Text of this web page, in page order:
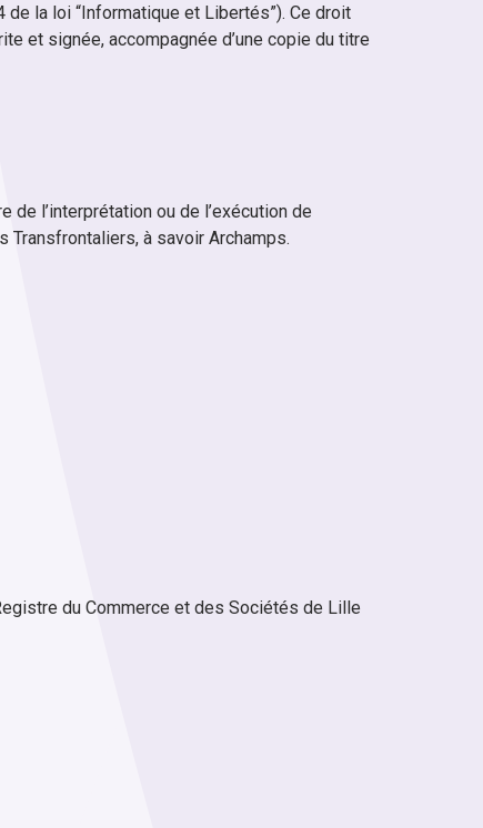
la loi “Informatique et Libertés”). Ce droit
et signée, accompagnée d’une copie du titre
l’interprétation ou de l’exécution de
à savoir Archamps.
du Commerce et des Sociétés de Lille